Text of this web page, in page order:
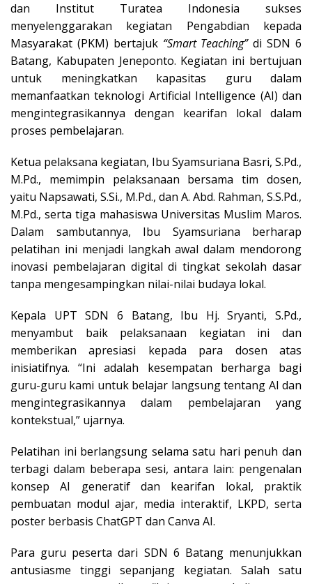
dan Institut Turatea Indonesia sukses
menyelenggarakan kegiatan Pengabdian kepada
Masyarakat (PKM) bertajuk “Smart Teaching”di SDN 6
Batang, Kabupaten Jeneponto. Kegiatan ini bertujuan
untuk meningkatkan kapasitas guru dalam
memanfaatkan teknologi Artificial Intelligence (AI) dan
mengintegrasikannya dengan kearifan lokal dalam
proses pembelajaran.
Ketua pelaksana kegiatan, Ibu Syamsuriana Basri, S.Pd.,
M.Pd., memimpin pelaksanaan bersama tim dosen,
yaitu Napsawati, S.Si., M.Pd., dan A. Abd. Rahman, S.S.Pd.,
M.Pd., serta tiga mahasiswa Universitas Muslim Maros.
Dalam sambutannya, Ibu Syamsuriana berharap
pelatihan ini menjadi langkah awal dalam mendorong
inovasi pembelajaran digital di tingkat sekolah dasar
tanpa mengesampingkan nilai-nilai budaya lokal.
Kepala UPT SDN 6 Batang, Ibu Hj. Sryanti, S.Pd.,
menyambut baik pelaksanaan kegiatan ini dan
memberikan apresiasi kepada para dosen atas
inisiatifnya. “Ini adalah kesempatan berharga bagi
guru-guru kami untuk belajar langsung tentang AI dan
mengintegrasikannya dalam pembelajaran yang
kontekstual,” ujarnya.
Pelatihan ini berlangsung selama satu hari penuh dan
terbagi dalam beberapa sesi, antara lain: pengenalan
konsep AI generatif dan kearifan lokal, praktik
pembuatan modul ajar, media interaktif, LKPD, serta
poster berbasis ChatGPT dan Canva AI.
Para guru peserta dari SDN 6 Batang menunjukkan
antusiasme tinggi sepanjang kegiatan. Salah satu